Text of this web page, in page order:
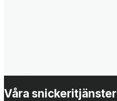
Våra snickeritjänster